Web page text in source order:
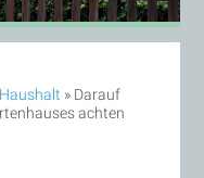
Haushalt » Darauf
achten